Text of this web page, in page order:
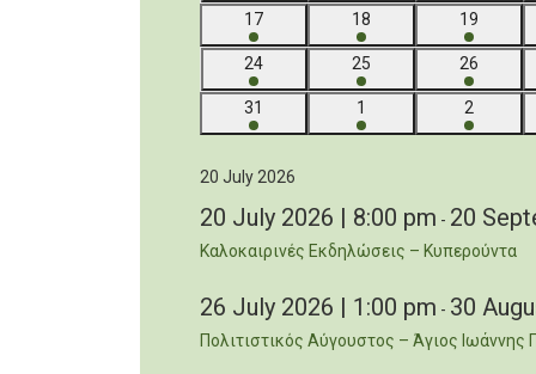
7
events
17
7
events
18
6
events
19
5
events
24
5
events
25
5
events
26
4
events
31
5
events
1
4
events
2
20 July 2026
20 July 2026 | 8:00 pm - 20
Καλοκαιρινές Εκδηλώσεις – Κυπερούντα
26 July 2026 | 1:00 pm - 30
Πολιτιστικός Αύγουστος – Άγιος Ιωάννης